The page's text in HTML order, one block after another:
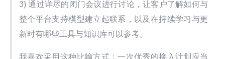
3) 通过详尽的闭门会议进行讨论，让客户了解如何与
整个平台支持模型建立起联系，以及在持续学习与更
新时有哪些工具与知识库可以参考。
我喜欢采用这种比喻方式：一次优秀的接入计划应当